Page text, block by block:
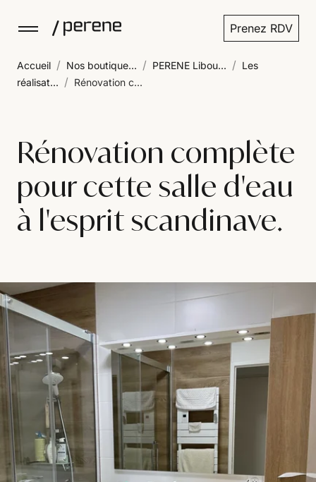
Prenez RDV
Accueil / Nos boutique... / PERENE Libou... / Les
réalisat... / Rénovation c...
Rénovation complète
pour cette salle d'eau
à l'esprit scandinave.